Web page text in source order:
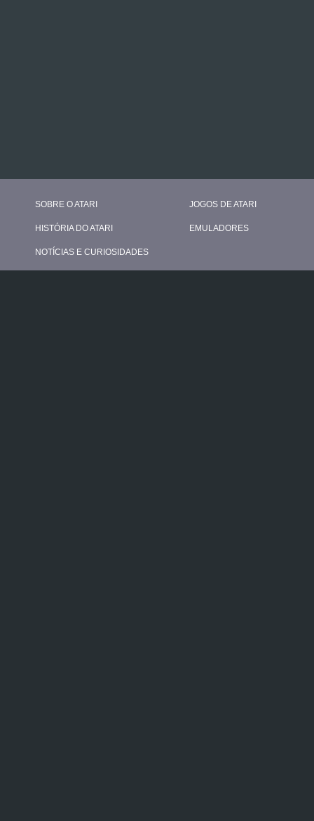
SOBRE O ATARI
HISTÓRIA DO ATARI
NOTÍCIAS E CURIOSIDADES
JOGOS DE ATARI
EMULADORES